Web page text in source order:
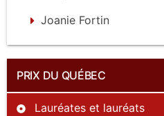
PRIX DU QUÉBEC
Lauréates et lauréats
Joanie Fortin